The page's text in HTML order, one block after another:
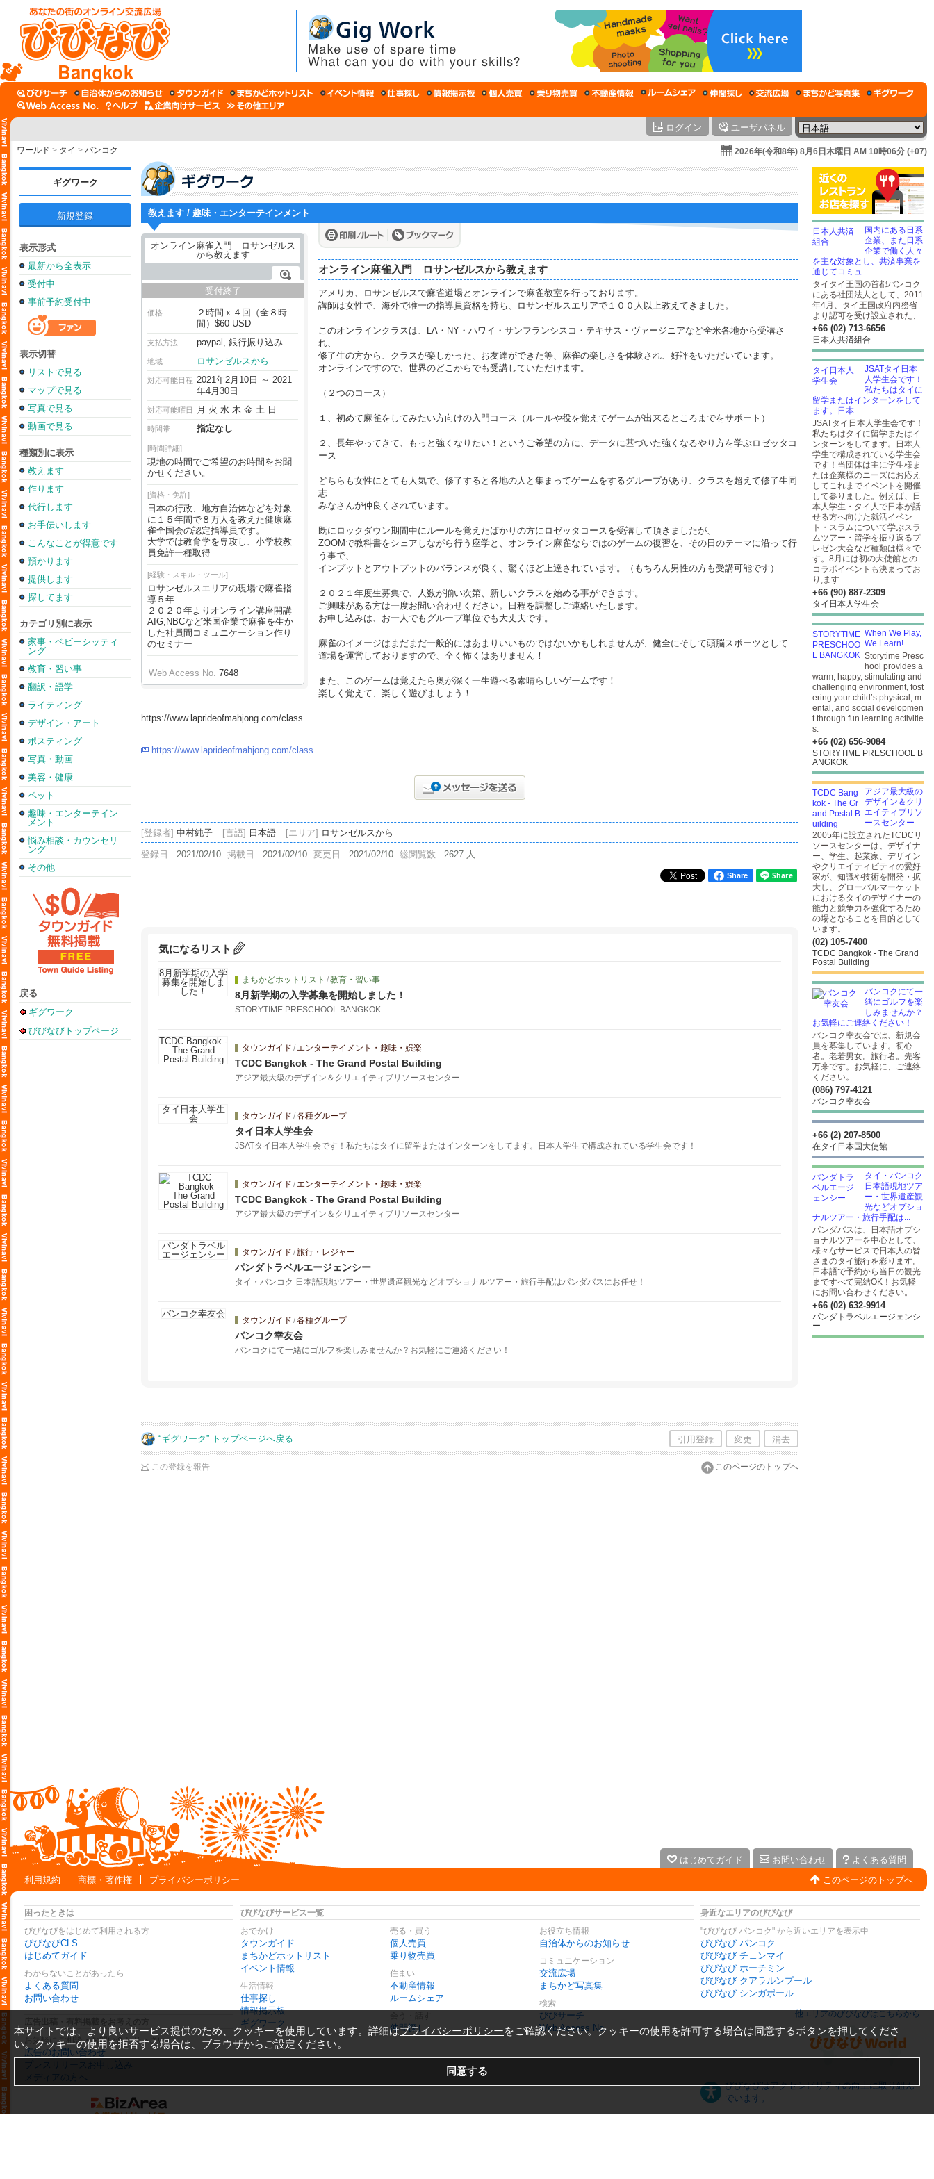
Bangkok
ログイン ユーザパネル
ワールド > タイ > バンコク 2026年(令和8年) 8月6日木曜日 AM 10時06分 (+07)
ギグワーク
新規登録
表示形式
最新から全表示
受付中
事前予約受付中
表示切替
リストで見る
マップで見る
写真で見る
動画で見る
種類別に表示
教えます
作ります
代行します
お手伝いします
こんなことが得意です
預かります
提供します
探してます
カテゴリ別に表示
家事・ベビーシッティ
ング
教育・習い事
翻訳・語学
ライティング
デザイン・アート
ポスティング
写真・動画
美容・健康
ペット
趣味・エンターテイン
メント
悩み相談・カウンセリ
ング
その他
戻る
ギグワーク
びびなびトップページ
教えます / 趣味・エンターテインメント
受付終了
価格
２時間ｘ４回（全８時
間）$60 USD
支払方法 paypal, 銀行振り込み
地域 ロサンゼルスから
対応可能日程 2021年2月10日 ～ 2021
年4月30日
対応可能曜日 月 火 水 木 金 土 日
時間帯 指定なし
[時間詳細]
現地の時間でご希望のお時間をお聞
かせください。
[資格・免許]
日本の行政、地方自治体などを対象
に１５年間で８万人を教えた健康麻
雀全国会の認定指導員です。
大学では教育学を専攻し、小学校教
員免許一種取得
[経験・スキル・ツール]
ロサンゼルスエリアの現場で麻雀指
導５年
２０２０年よりオンライン講座開講
AIG,NBCなど米国企業で麻雀を生か
した社員間コミュニケーション作り
のセミナー
Web Access No. 7648
オンライン麻雀入門 ロサンゼルスから教えます
アメリカ、ロサンゼルスで麻雀道場とオンラインで麻雀教室を行っております。
講師は女性で、海外で唯一の指導員資格を持ち、ロサンゼルスエリアで１００人以上教えてきました。
このオンラインクラスは、LA・NY・ハワイ・サンフランシスコ・テキサス・ヴァージニアなど全米各地から受講さ
れ、
修了生の方から、クラスが楽しかった、お友達ができた等、麻雀の楽しさを体験され、好評をいただいています。
オンラインですので、世界のどこからでも受講していただけます。
（２つのコース）
１、初めて麻雀をしてみたい方向けの入門コース（ルールや役を覚えてゲームが出来るところまでをサポート）
２、長年やってきて、もっと強くなりたい！というご希望の方に、データに基づいた強くなるやり方を学ぶロゼッタコ
ース
どちらも女性にとても人気で、修了すると各地の人と集まってゲームをするグループがあり、クラスを超えて修了生同
志
みなさんが仲良くされています。
既にロックダウン期間中にルールを覚えたばかりの方にロゼッタコースを受講して頂きましたが、
ZOOMで教科書をシェアしながら行う座学と、オンライン麻雀ならではのゲームの復習を、その日のテーマに沿って行
う事で、
インプットとアウトプットのバランスが良く、驚くほど上達されています。（もちろん男性の方も受講可能です）
２０２１年度生募集で、人数が揃い次第、新しいクラスを始める事ができます。
ご興味がある方は一度お問い合わせください。日程を調整しご連絡いたします。
お申し込みは、お一人でもグループ単位でも大丈夫です。
麻雀のイメージはまだまだ一般的にはあまりいいものではないかもしれませんが、健全にそして頭脳スポーツとして
道場を運営しておりますので、全く怖くはありません！
また、このゲームは覚えたら奥が深く一生遊べる素晴らしいゲームです！
楽しく覚えて、楽しく遊びましょう！
https://www.laprideofmahjong.com/class
https://www.laprideofmahjong.com/class
[登録者] 中村純子 [言語] 日本語 [エリア] ロサンゼルスから
登録日 : 2021/02/10 掲載日 : 2021/02/10 変更日 : 2021/02/10 総閲覧数 : 2627 人
Share
気になるリスト
まちかどホットリスト /教育・習い事
8月新学期の入学募集を開始しました！
STORYTIME PRESCHOOL BANGKOK
タウンガイド /エンターテイメント・趣味・娯楽
TCDC Bangkok - The Grand Postal Building
アジア最大級のデザイン＆クリエイティブリソースセンター
タウンガイド /各種グループ
タイ日本人学生会
JSATタイ日本人学生会です！私たちはタイに留学またはインターンをしてます。日本人学生で構成されている学生会です！
タウンガイド /エンターテイメント・趣味・娯楽
TCDC Bangkok - The Grand Postal Building
アジア最大級のデザイン＆クリエイティブリソースセンター
タウンガイド /旅行・レジャー
パンダトラベルエージェンシー
タイ・バンコク 日本語現地ツアー・世界遺産観光などオプショナルツアー・旅行手配はパンダバスにお任せ！
タウンガイド /各種グループ
バンコク幸友会
バンコクにて一緒にゴルフを楽しみませんか？お気軽にご連絡ください！
“ギグワーク” トップページへ戻る 引用登録 変更 消去
この登録を報告 このページのトップへ
国内にある日系
企業、また日系
企業で働く人々
を主な対象とし、共済事業を
通じてコミュ...
タイタイ王国の首都バンコク
にある社団法人として、2011
年4月、タイ王国政府内務省
より認可を受け設立された、
+66 (02) 713-6656
日本人共済組合
JSATタイ日本
人学生会です！
私たちはタイに
留学またはインターンをして
ます。日本...
JSATタイ日本人学生会です！
私たちはタイに留学またはイ
ンターンをしてます。日本人
学生で構成されている学生会
です！当団体は主に学生様ま
たは企業様のニーズにお応え
してこれまでイベントを開催
して参りました。例えば、日
本人学生・タイ人で日本が話
せる方へ向けた就活イベン
ト・スラムについて学ぶスラ
ムツアー・留学を振り返るプ
レゼン大会など種類は様々で
す。8月には初の大使館との
コラボイベントも決まってお
り,ます...
+66 (90) 887-2309
タイ日本人学生会
When We Play,
We Learn!
Storytime Presc
hool provides a
warm, happy, stimulating and
challenging environment, fost
ering your child’s physical, m
ental, and social developmen
t through fun learning activitie
s.
+66 (02) 656-9084
STORYTIME PRESCHOOL B
ANGKOK
アジア最大級の
デザイン＆クリ
エイティブリソ
ースセンター
2005年に設立されたTCDCリ
ソースセンターは、デザイナ
ー、学生、起業家、デザイン
やクリエイティビティの愛好
家が、知識や技術を開発・拡
大し、グローバルマーケット
におけるタイのデザイナーの
能力と競争力を強化するため
の場となることを目的として
います。
(02) 105-7400
TCDC Bangkok - The Grand
Postal Building
バンコクにて一
緒にゴルフを楽
しみませんか？
お気軽にご連絡ください！
バンコク幸友会では、新規会
員を募集しています。初心
者。老若男女。旅行者。先客
万来です。お気軽に、ご連絡
ください。
(086) 797-4121
バンコク幸友会
+66 (2) 207-8500
在タイ日本国大使館
タイ・バンコク
日本語現地ツア
ー・世界遺産観
光などオプショ
ナルツアー・旅行手配は...
パンダバスは、日本語オプシ
ョナルツアーを中心として、
様々なサービスで日本人の皆
さまのタイ旅行を彩ります。
日本語で予約から当日の観光
まですべて完結OK！お気軽
にお問い合わせください。
+66 (02) 632-9914
パンダトラベルエージェンシ
ー
はじめてガイド お問い合わせ
よくある質問
利用規約
商標・著作権 プライバシーポリシー このページのトップへ
困ったときは
びびなびをはじめて利用される方
びびなびCLS
はじめてガイド
わからないことがあったら
よくある質問
お問い合わせ
お気軽にご相談・お問い合わせ下さい
広告のお問い合わせ
プレスリリースお申し込み
メディアの方へ
びびなびサービス一覧
おでかけ
タウンガイド
まちかどホットリスト
イベント情報
生活情報
仕事探し
情報掲示板
ギグワーク
売る・買う
個人売買
乗り物売買
住まい
不動産情報
ルームシェア
仲間探し
お役立ち情報
自治体からのお知らせ
コミュニケーション
交流広場
まちかど写真集
検索
びびサーチ
Web Access No.
身近なエリアのびびなび
"びびなび バンコク" から近いエリアを表示中
びびなび バンコク
びびなび チェンマイ
びびなび ホーチミン
びびなび クアラルンプール
びびなび シンガポール
他エリアのびびなびはこちらから
びびなびはアクセシビリティの向上に取り組ん
でいます。
本サイトでは、より良いサービス提供のため、クッキーを使用しています。詳細はプライバシーポリシーをご確認ください。クッキーの使用を許可する場合は同意するボタンを押してくださ
い。クッキーの使用を拒否する場合は、ブラウザからご設定ください。